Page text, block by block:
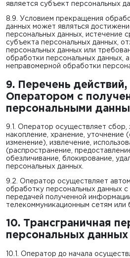
является субъект персональных
8.9. Условием прекращения
данных может являться
персональных данных, истечение
субъекта персональных данных,
персональных данных или
обработки персональных данных,
неправомерной обработки
9. Перечень
Оператором с
персональными
9.1. Оператор осуществляет сбор,
накопление, хранение, уточнение
изменение), извлечение,
(распространение,
обезличивание, блокирование,
персональных данных.
9.2. Оператор осуществляет
обработку персональных данных
передачей полученной
телекоммуникационным сетям или
10. Трансграничная
персональных данных
10.1. Оператор до начала